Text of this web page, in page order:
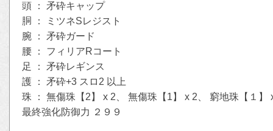
頭 ： 矛砕キャップ
胴 ： ミツネSレジスト
腕 ： 矛砕ガード
腰 ： フィリアRコート
足 ： 矛砕レギンス
護 ： 矛砕+3 スロ2 以上
珠 ： 無傷珠【2】 x 2、 無傷珠【1】 x 2、 窮地珠【１】
最終強化防御力 ２９９